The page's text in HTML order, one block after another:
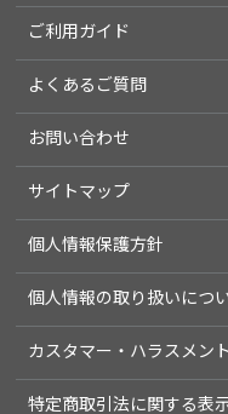
ご利用ガイド
よくあるご質問
お問い合わせ
サイトマップ
個人情報保護方針
個人情報の取り扱いにつ
カスタマー・ハラスメン
特定商取引法に関する表